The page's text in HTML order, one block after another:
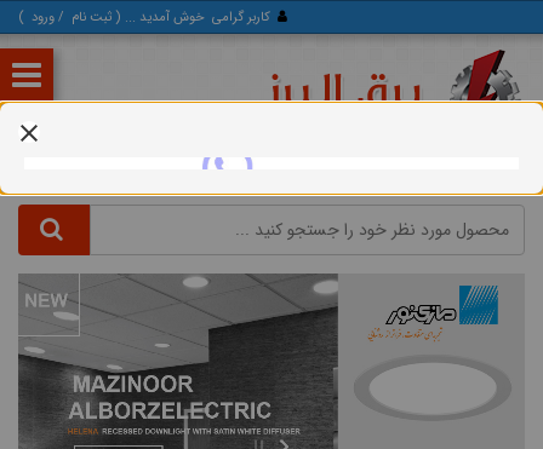
کاربر گرامی خوش آمدید ... ( ثبت‌ نام /ورود )